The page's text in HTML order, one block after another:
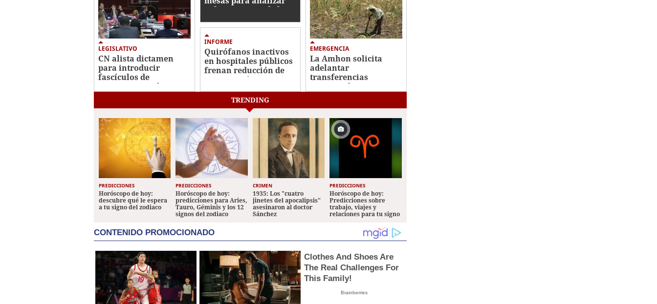
LEGISLATIVO
CN alista dictamen
para introducir
fascículos de
principios y valores en
reformas a Ley de las
INFORME
Quirófanos inactivos
en hospitales públicos
frenan reducción de
mora quirúrgica
EMERGENCIA
La Amhon solicita
adelantar
transferencias
municipales para
TRENDING
PREDICCIONES
Horóscopo de hoy:
descubre qué le espera
a tu signo del zodiaco
PREDICCIONES
Horóscopo de hoy:
predicciones para Aries,
Tauro, Géminis y los 12
signos del zodiaco
CRIMEN
1935: Los "cuatro
jinetes del apocalipsis"
asesinaron al doctor
Sánchez
PREDICCIONES
Horóscopo de hoy:
Predicciones sobre
trabajo, viajes y
relaciones para tu signo
CONTENIDO PROMOCIONADO
Clothes And Shoes Are
The Real Challenges For
This Family!
Brainberries